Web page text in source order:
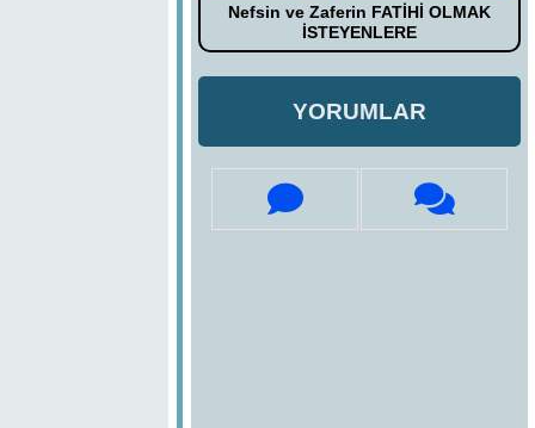
Nefsin ve Zaferin FATİHİ OLMAK
İSTEYENLERE
YORUMLAR